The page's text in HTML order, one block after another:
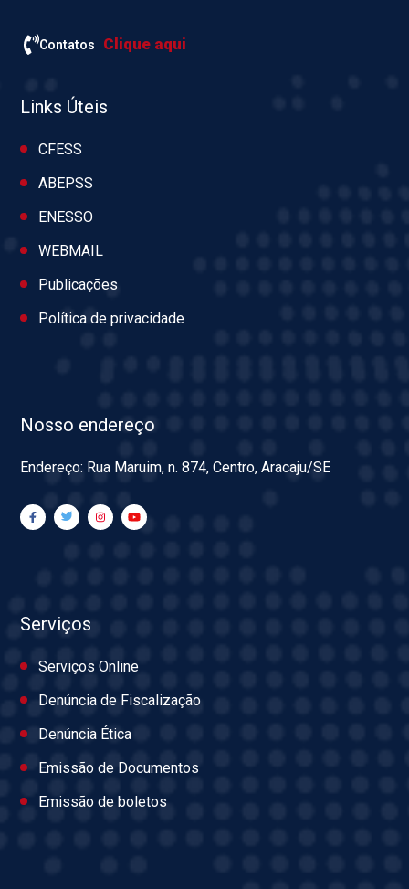
Contatos Clique aqui
Links Úteis
CFESS
ABEPSS
ENESSO
WEBMAIL
Publicações
Política de privacidade
Nosso endereço
Endereço: Rua Maruim, n. 874, Centro, Aracaju/SE
Serviços
Serviços Online
Denúncia de Fiscalização
Denúncia Ética
Emissão de Documentos
Emissão de boletos